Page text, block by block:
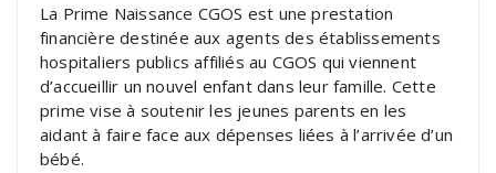
La Prime Naissance CGOS est une prestation
financière destinée aux agents des établissements
hospitaliers publics affiliés au CGOS qui viennent
d’accueillir un nouvel enfant dans leur famille. Cette
prime vise à soutenir les jeunes parents en les
aidant à faire face aux dépenses liées à l’arrivée d’un
bébé.